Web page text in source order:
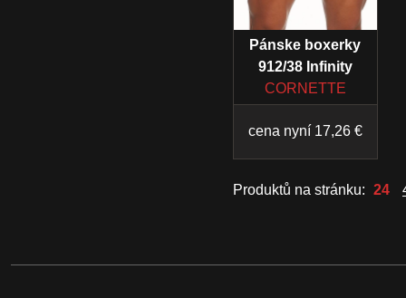
Pánske boxerky
912/38 Infinity
CORNETTE
cena nyní 17,26 €
Produktů na stránku: 24